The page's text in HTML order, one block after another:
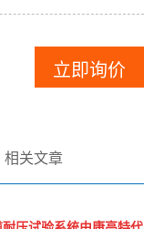
立即询价
相关文章